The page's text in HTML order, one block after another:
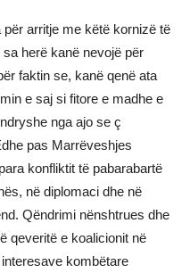
arritje me këtë kornizë të
herë kanë nevojë për
faktin se, kanë qenë ata
e saj si fitore e madhe e
nga ajo se ç
pas Marrëveshjes
konfliktit të pabarabartë
në diplomaci dhe në
Qëndrimi nënshtrues dhe
qeveritë e koalicionit në
kombëtare